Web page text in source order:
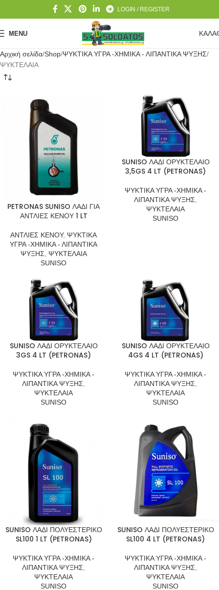
LOGIN / REGISTER
MENU
Αρχική σελίδα Shop ΨΥΚΤΙΚΑ ΥΓΡΑ -ΧΗΜΙΚΑ - ΛΙΠΑΝΤΙΚΑ ΨΥΞΗΣ
ΨΥΚΤΕΛΑΙΑ
PETRONAS SUNISO ΛΑΔΙ ΓΙΑ
ΑΝΤΛΙΕΣ ΚΕΝΟΥ 1 LT
ΑΝΤΛΙΕΣ ΚΕΝΟΥ, ΨΥΚΤΙΚΑ
ΥΓΡΑ -ΧΗΜΙΚΑ - ΛΙΠΑΝΤΙΚΑ
ΨΥΞΗΣ
ΨΥΚΤΕΛΑΙΑ
SUNISO
SUNISO ΛΑΔΙ ΟΡΥΚΤΕΛΑΙΟ
3,5GS 4 LT (PETRONAS)
ΨΥΚΤΙΚΑ ΥΓΡΑ -ΧΗΜΙΚΑ -
ΛΙΠΑΝΤΙΚΑ ΨΥΞΗΣ
ΨΥΚΤΕΛΑΙΑ
SUNISO
SUNISO ΛΑΔΙ ΟΡΥΚΤΕΛΑΙΟ
3GS 4 LT (PETRONAS)
ΨΥΚΤΙΚΑ ΥΓΡΑ -ΧΗΜΙΚΑ -
ΛΙΠΑΝΤΙΚΑ ΨΥΞΗΣ
ΨΥΚΤΕΛΑΙΑ
SUNISO
SUNISO ΛΑΔΙ ΟΡΥΚΤΕΛΑΙΟ
4GS 4 LT (PETRONAS)
ΨΥΚΤΙΚΑ ΥΓΡΑ -ΧΗΜΙΚΑ -
ΛΙΠΑΝΤΙΚΑ ΨΥΞΗΣ
ΨΥΚΤΕΛΑΙΑ
SUNISO
SUNISO ΛΑΔΙ ΠΟΛΥΕΣΤΕΡΙΚΟ
SL100 1 LT (PETRONAS)
ΨΥΚΤΙΚΑ ΥΓΡΑ -ΧΗΜΙΚΑ -
ΛΙΠΑΝΤΙΚΑ ΨΥΞΗΣ
ΨΥΚΤΕΛΑΙΑ
SUNISO
SUNISO ΛΑΔΙ ΠΟΛΥΕΣΤΕΡΙΚΟ
SL100 4 LT (PETRONAS)
ΨΥΚΤΙΚΑ ΥΓΡΑ -ΧΗΜΙΚΑ -
ΛΙΠΑΝΤΙΚΑ ΨΥΞΗΣ
ΨΥΚΤΕΛΑΙΑ
SUNISO